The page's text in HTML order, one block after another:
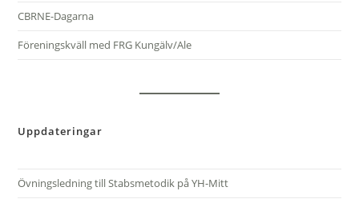
CBRNE-Dagarna
Föreningskväll med FRG Kungälv/Ale
Uppdateringar
Övningsledning till Stabsmetodik på YH-Mitt